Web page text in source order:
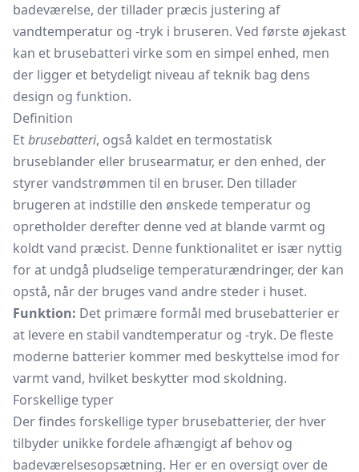
badeværelse, der tillader præcis justering af
vandtemperatur og -tryk i bruseren. Ved første øjekast
kan et brusebatteri virke som en simpel enhed, men
der ligger et betydeligt niveau af teknik bag dens
design og funktion.
Definition
Etbrusebatteri, også kaldet en termostatisk
bruseblander eller brusearmatur, er den enhed, der
styrer vandstrømmen til en bruser. Den tillader
brugeren at indstille den ønskede temperatur og
opretholder derefter denne ved at blande varmt og
koldt vand præcist. Denne funktionalitet er især nyttig
for at undgå pludselige temperaturændringer, der kan
opstå, når der bruges vand andre steder i huset.
Funktion: Det primære formål med brusebatterier er
at levere en stabil vandtemperatur og -tryk. De fleste
moderne batterier kommer med beskyttelse imod for
varmt vand, hvilket beskytter mod skoldning.
Forskellige typer
Der findes forskellige typer brusebatterier, der hver
tilbyder unikke fordele afhængigt af behov og
badeværelsesopsætning. Her er en oversigt over de